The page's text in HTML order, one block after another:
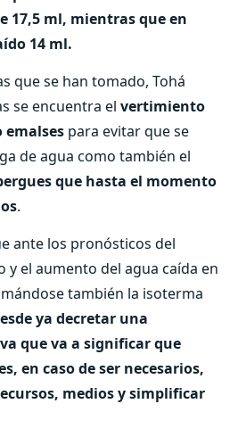
17,5 ml, mientras que en
14 ml.
que se han tomado, Tohá
se encuentra el vertimiento
para evitar que se
de agua como también el
que hasta el momento
.
ante los pronósticos del
y el aumento del agua caída en
también la isoterma
ya decretar una
que va a significar que
en caso de ser necesarios,
medios y simplificar